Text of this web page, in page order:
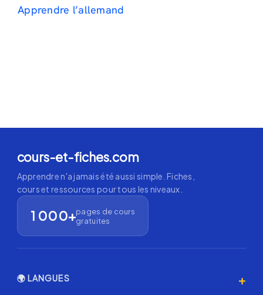
Apprendre l’allemand
cours-et-fiches.com
Apprendre n'a jamais été aussi simple. Fiches,
cours et ressources pour tous les niveaux.
1 000+pages de cours
gratuites
🌍 LANGUES +